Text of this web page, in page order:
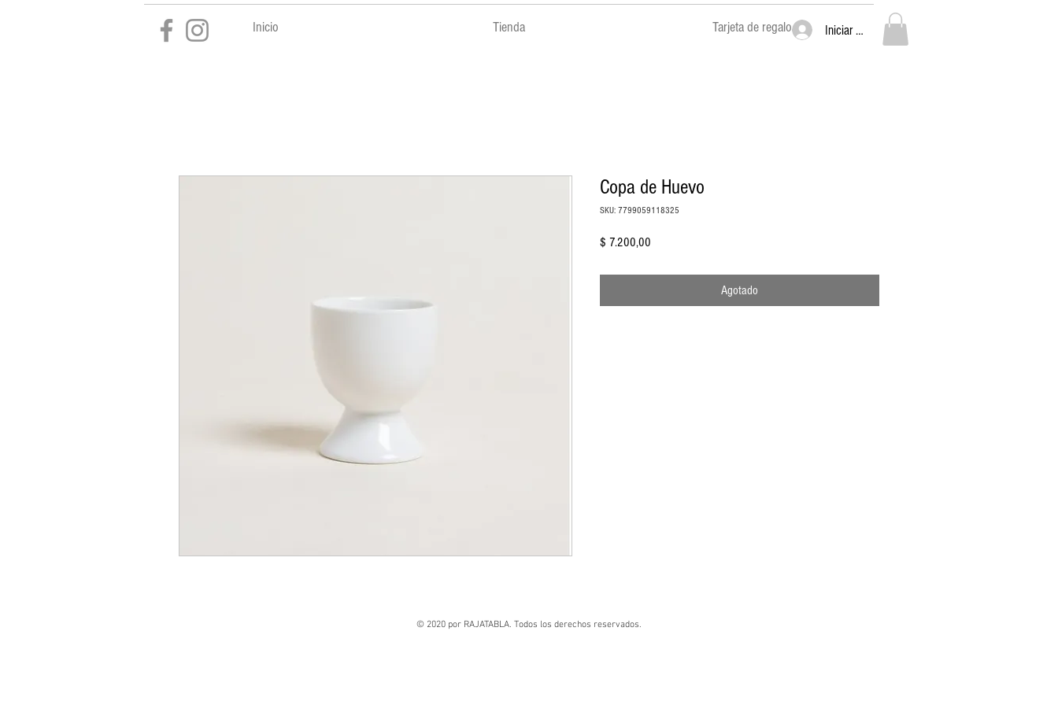
Inicio Tienda Tarjeta de regalo Iniciar sesión
Copa de Huevo
SKU: 7799059118325
$ 7.200,00
Agotado
© 2020 por RAJATABLA. Todos los derechos reservados.